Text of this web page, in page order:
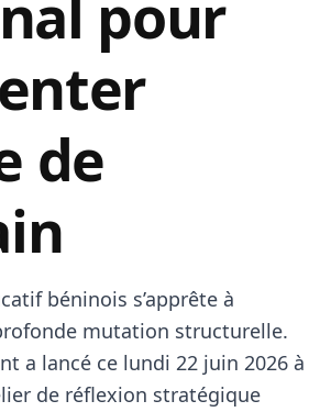
pour
de
béninois s’apprête à
mutation structurelle.
a lancé ce lundi 22 juin 2026 à
de réflexion stratégique